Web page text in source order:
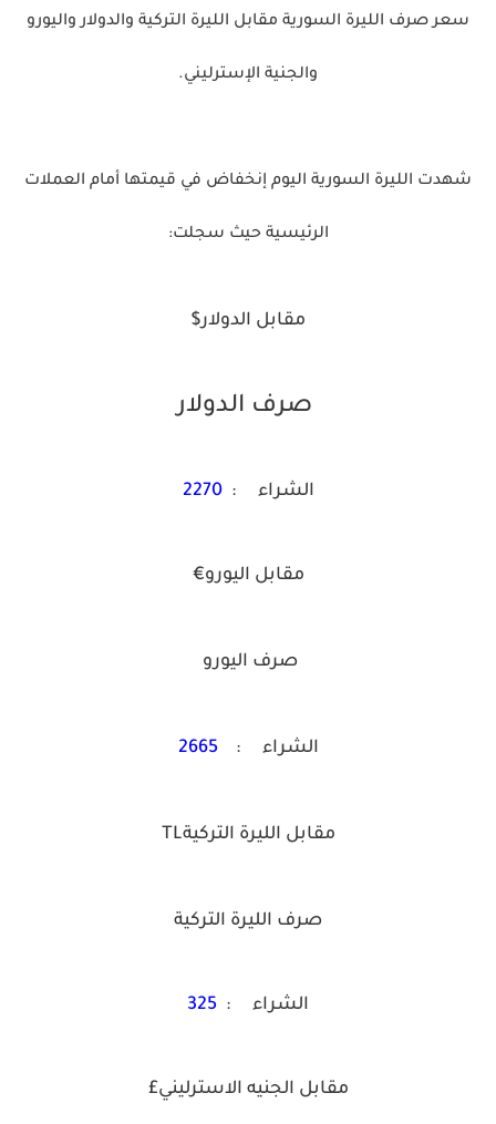
سعر صرف الليرة السورية مقابل الليرة التركية والدولار واليورو
والجنية الإسترليني.
شهدت الليرة السورية اليوم إنخفاض في قيمتها أمام العملات
الرئيسية حيث سجلت:
مقابل الدولار$
صرف الدولار
الشراء :2270
مقابل اليورو€
صرف اليورو
الشراء :2665
مقابل الليرة التركيةTL
صرف الليرة التركية
الشراء : 325
مقابل الجنيه الاسترليني£